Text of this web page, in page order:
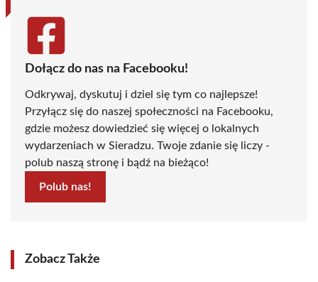
Dołącz do nas na Facebooku!
Odkrywaj, dyskutuj i dziel się tym co najlepsze!
Przyłącz się do naszej społeczności na Facebooku,
gdzie możesz dowiedzieć się więcej o lokalnych
wydarzeniach w Sieradzu. Twoje zdanie się liczy -
polub naszą stronę i bądź na bieżąco!
Polub nas!
Zobacz Także